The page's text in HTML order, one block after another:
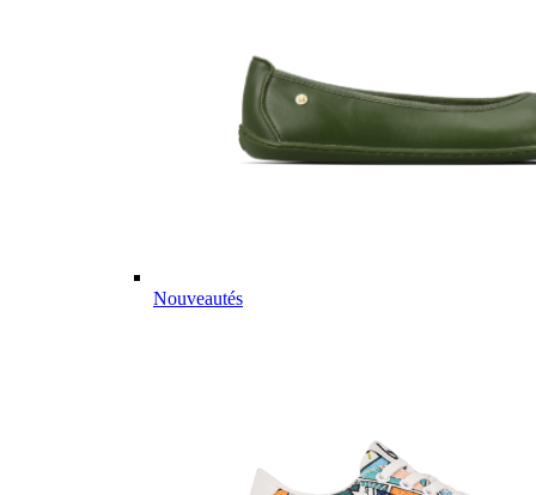
Nouveautés